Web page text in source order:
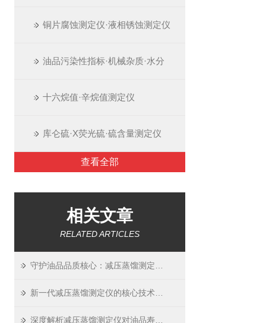
铜片腐蚀测定仪·液相锈蚀测定仪
油品污染性指标·机械杂质·水分
十六烷值·辛烷值测定仪
库仑硫·X荧光硫·硫含量测定仪
查看全部
相关文章
RELATED ARTICLES